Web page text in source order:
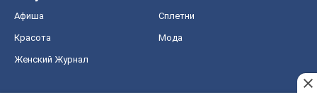
Афиша Сплетни
Красота Мода
Женский Журнал